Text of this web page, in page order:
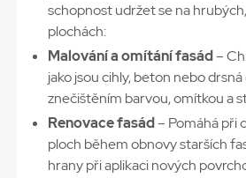
schopnost udržet se na
plochách:
Malování a omítání fasád–
jako jsou cihly, beton nebo
znečištěním barvou, omítkou a
Renovace fasád– Pomáhá při
ploch během obnovy starších
hrany při aplikaci nových